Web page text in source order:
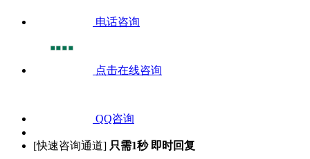
电话咨询
点击在线咨询
QQ咨询
[快速咨询通道] 只需1秒 即时回复